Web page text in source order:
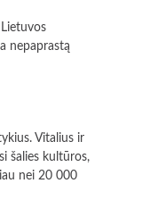
nepaprastą
Vitalius ir
šalies kultūros,
nei 20 000